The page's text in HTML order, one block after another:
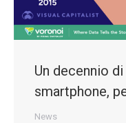
Un decennio
smartphone,
News